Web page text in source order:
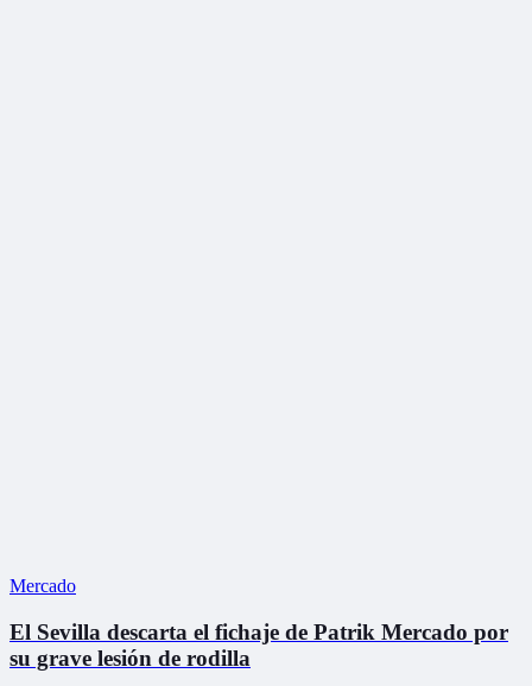
Mercado
El Sevilla descarta el fichaje de Patrik Mercado por
su grave lesión de rodilla